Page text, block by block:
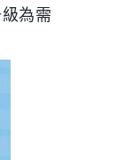
為需